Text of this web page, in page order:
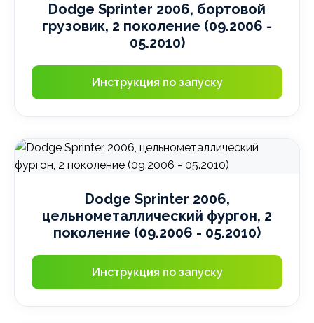
Dodge Sprinter 2006, бортовой
грузовик, 2 поколение (09.2006 -
05.2010)
Инструкция по запуску
Dodge Sprinter 2006,
цельнометаллический фургон, 2
поколение (09.2006 - 05.2010)
Инструкция по запуску